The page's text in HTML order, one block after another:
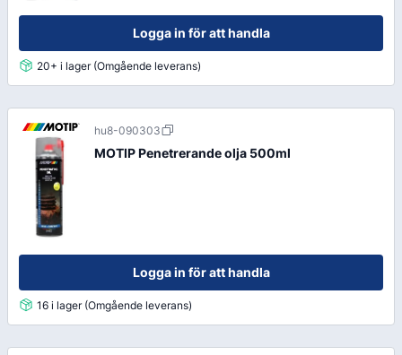
Logga in för att handla
20+ i lager (Omgående leverans)
hu8-090303
MOTIP Penetrerande olja 500ml
Logga in för att handla
16 i lager (Omgående leverans)